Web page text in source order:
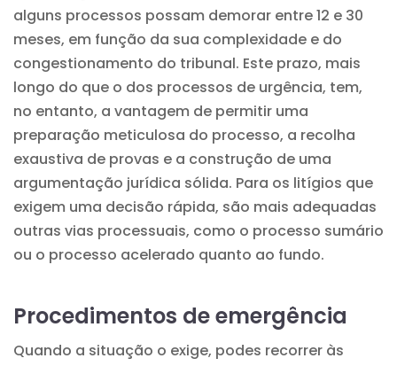
alguns processos possam demorar entre 12 e 30
meses, em função da sua complexidade e do
congestionamento do tribunal. Este prazo, mais
longo do que o dos processos de urgência, tem,
no entanto, a vantagem de permitir uma
preparação meticulosa do processo, a recolha
exaustiva de provas e a construção de uma
argumentação jurídica sólida. Para os litígios que
exigem uma decisão rápida, são mais adequadas
outras vias processuais, como o processo sumário
ou o processo acelerado quanto ao fundo.
Procedimentos de emergência
Quando a situação o exige, podes recorrer às